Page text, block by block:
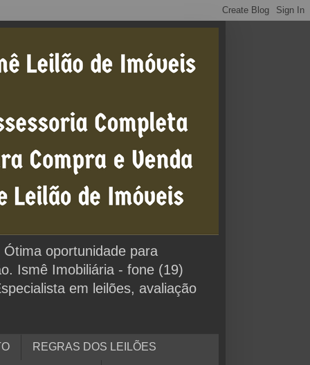
oportunidade para
Ismê Imobiliária - fone (19)
em leilões, avaliação
REGRAS DOS LEILÕES